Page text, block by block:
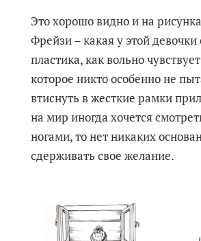
Это хорошо видно и на
Фрейзи – какая у этой девочки
пластика, как вольно
которое никто особенно не
втиснуть в жесткие рамки
на мир иногда хочется
ногами, то нет никаких
сдерживать свое желание.